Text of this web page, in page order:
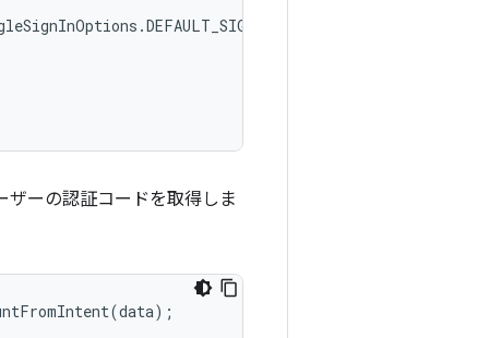
.DEFAULT_SIGN_IN
ーの認証コードを取得しま